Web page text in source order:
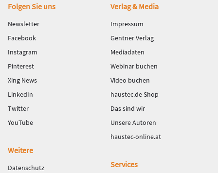
Fußbereich
Folgen Sie uns
Newsletter
Facebook
Instagram
Pinterest
Xing News
LinkedIn
Twitter
YouTube
Verlag & Media
Impressum
Gentner Verlag
Mediadaten
Webinar buchen
Video buchen
haustec.de Shop
Das sind wir
Unsere Autoren
haustec-online.at
Weitere
Datenschutz
Services